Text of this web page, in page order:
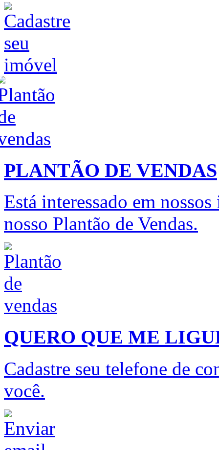
PLANTÃO DE VENDAS
Está interessado em
nosso Plantão de Vendas.
QUERO QUE ME
Cadastre seu telefone de
você.